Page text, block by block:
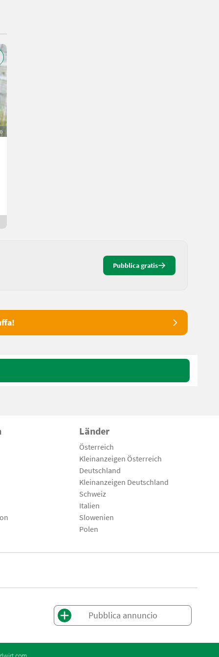
Pubblica gratis
Länder
Österreich
Kleinanzeigen Österreich
Deutschland
Kleinanzeigen Deutschland
Schweiz
Italien
Slowenien
Polen
Pubblica annuncio